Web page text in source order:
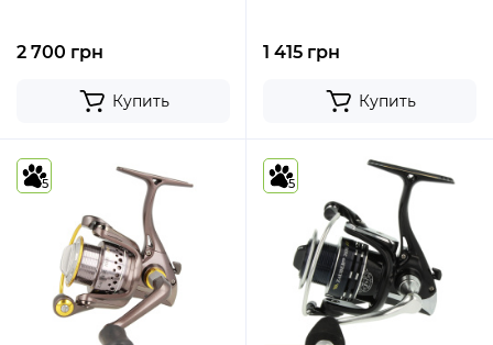
2 700 грн
Купить
1 415 грн
Купить
5 5